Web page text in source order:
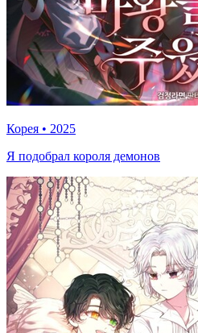
Корея • 2025
Я подобрал короля демонов